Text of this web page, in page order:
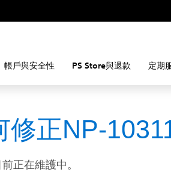
帳戶與安全性 PS Store與退款 定期
修正NP-
正在維護中。